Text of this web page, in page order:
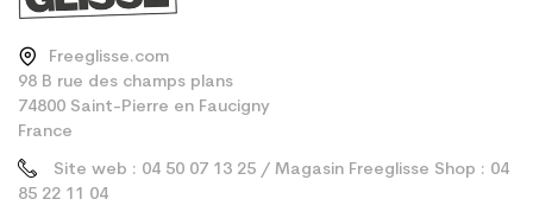
Freeglisse.com
98 B rue des champs plans
74800 Saint-Pierre en Faucigny
France
Site web : 04 50 07 13 25 / Magasin Freeglisse Shop : 04
85 22 11 04